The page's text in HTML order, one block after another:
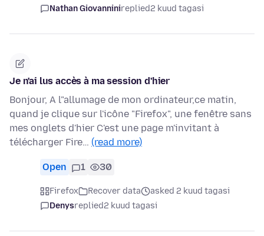
Nathan Giovanninireplied2 kuud tagasi
Je n'ai lus accès à ma session d'hier
Bonjour, A l"allumage de mon ordinateur,ce matin,
quand je clique sur l'icône "Firefox", une fenêtre sans
mes onglets d'hier C'est une page m'invitant à
télécharger Fire… (read more)
Open 1 30
Firefox Recover data
asked 2 kuud tagasi
Denysreplied2 kuud tagasi